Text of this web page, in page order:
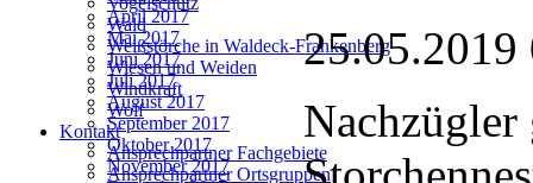
Wald
Weißstörche in Waldeck-Frankenberg
Wiesen und Weiden
Windkraft
Wolf
Kontakt
Ansprechpartner Fachgebiete
Ansprechpartner Ortsgruppen
April 2017
Mai 2017
Juni 2017
Juli 2017
August 2017
September 2017
Oktober 2017
November 2017
25.05.2019